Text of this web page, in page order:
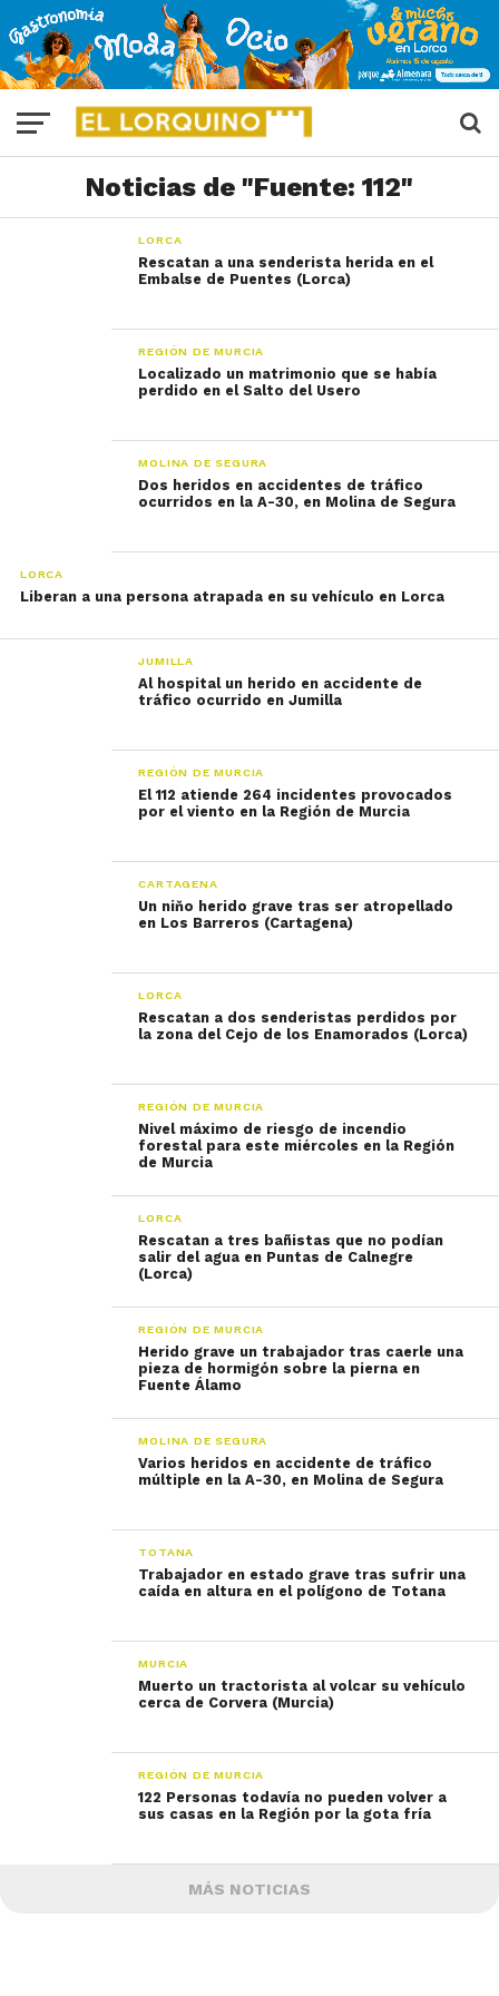
Noticias de "Fuente: 112"
LORCA
Rescatan a una senderista herida en el
Embalse de Puentes (Lorca)
REGIÓN DE MURCIA
Localizado un matrimonio que se había
perdido en el Salto del Usero
MOLINA DE SEGURA
Dos heridos en accidentes de tráfico
ocurridos en la A-30, en Molina de Segura
LORCA
Liberan a una persona atrapada en su vehículo en Lorca
JUMILLA
Al hospital un herido en accidente de
tráfico ocurrido en Jumilla
REGIÓN DE MURCIA
El 112 atiende 264 incidentes provocados
por el viento en la Región de Murcia
CARTAGENA
Un niňo herido grave tras ser atropellado
en Los Barreros (Cartagena)
LORCA
Rescatan a dos senderistas perdidos por
la zona del Cejo de los Enamorados (Lorca)
REGIÓN DE MURCIA
Nivel máximo de riesgo de incendio
forestal para este miércoles en la Región
de Murcia
LORCA
Rescatan a tres bañistas que no podían
salir del agua en Puntas de Calnegre
(Lorca)
REGIÓN DE MURCIA
Herido grave un trabajador tras caerle una
pieza de hormigón sobre la pierna en
Fuente Álamo
MOLINA DE SEGURA
Varios heridos en accidente de tráfico
múltiple en la A-30, en Molina de Segura
TOTANA
Trabajador en estado grave tras sufrir una
caída en altura en el polígono de Totana
MURCIA
Muerto un tractorista al volcar su vehículo
cerca de Corvera (Murcia)
REGIÓN DE MURCIA
122 Personas todavía no pueden volver a
sus casas en la Región por la gota fría
MÁS NOTICIAS